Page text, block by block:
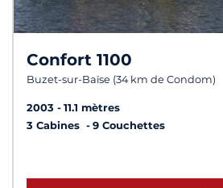
Confort 1100
Buzet-sur-Baïse (34 km de Condom)
2003
11.1 mètres
3 Cabines
9 Couchettes